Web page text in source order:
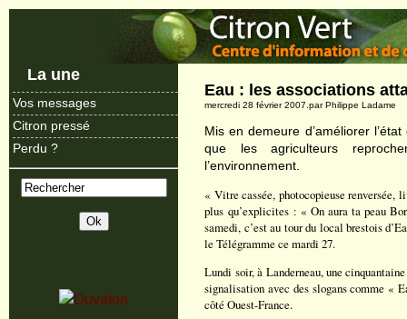
La une
Vos messages
Citron pressé
Perdu ?
Eau : les associations
mercredi 28 février 2007.par Philippe Ladame
Mis en demeure d’améliorer
que les agriculteurs
l’environnement.
« Vitre cassée, photocopieuse renversée,
plus qu’explicites : « On aura ta peau
samedi, c’est au tour du local brestois
le Télégramme ce mardi 27.
Lundi soir, à Landerneau, une
signalisation avec des slogans comme «
côté Ouest-France.